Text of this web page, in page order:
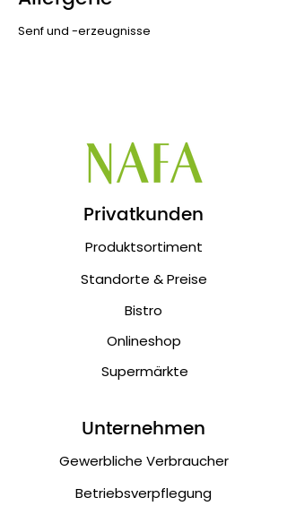
Senf und -erzeugnisse
Privatkunden
Produktsortiment
Standorte & Preise
Bistro
Onlineshop
Supermärkte
Unternehmen
Gewerbliche Verbraucher
Betriebsverpflegung